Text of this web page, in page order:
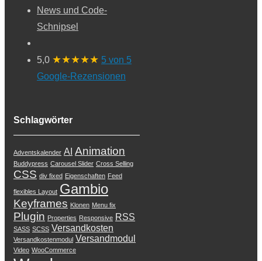
News und Code-
Schnipsel
5,0 ★★★★★ 5 von 5
Google-Rezensionen
Schlagwörter
Adventskalender AI Animation
Buddypress Carousel Slider Cross Selling
CSS div fixed Eigenschaften Feed
flexibles Layout Gambio
Keyframes Klonen Menu fix
Plugin Properties Responsive RSS
SASS SCSS Versandkosten
Versandkostenmodul Versandmodul
Video WooCommerce